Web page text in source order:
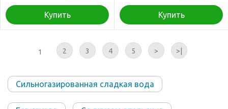
Купить Купить
1 2 3 4 5 > >|
Сильногазированная сладкая вода